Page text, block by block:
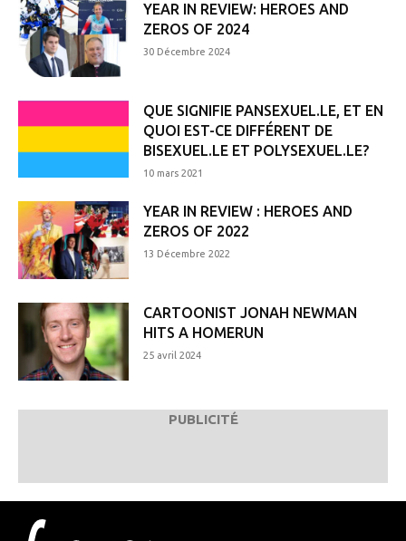
YEAR IN REVIEW: HEROES AND
ZEROS OF 2024
30 Décembre 2024
QUE SIGNIFIE PANSEXUEL.LE, ET EN
QUOI EST-CE DIFFÉRENT DE
BISEXUEL.LE ET POLYSEXUEL.LE?
10 mars 2021
YEAR IN REVIEW : HEROES AND
ZEROS OF 2022
13 Décembre 2022
CARTOONIST JONAH NEWMAN
HITS A HOMERUN
25 avril 2024
PUBLICITÉ